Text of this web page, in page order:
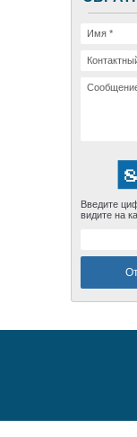
Введите
видите на